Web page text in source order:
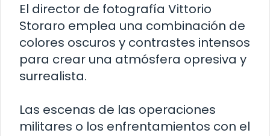
El director de fotografía Vittorio
Storaro emplea una combinación de
colores oscuros y contrastes intensos
para crear una atmósfera opresiva y
surrealista.
Las escenas de las operaciones
militares o los enfrentamientos con el